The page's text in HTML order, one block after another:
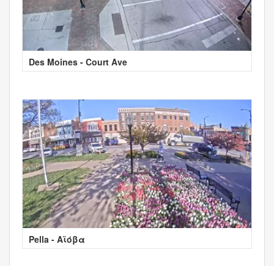
Des Moines - Court Ave
Pella - Αϊόβα